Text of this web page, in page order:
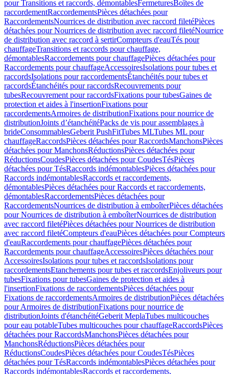
pour Transitions et raccords, démontablesFermeturesBoîtes de
raccordementRaccordementsPièces détachées pour
RaccordementsNourrices de distribution avec raccord filetéPièces
détachées pour Nourrices de distribution avec raccord filetéNourrice
de distribution avec raccord à sertirCompteurs d'eauTés pour
chauffageTransitions et raccords pour chauffage,
démontablesRaccordements pour chauffagePièces détachées pour
Raccordements pour chauffageAccessoiresIsolations pour tubes et
raccordsIsolations pour raccordementsÉtanchéités pour tubes et
raccordsÉtanchéités pour raccordsRecouvrements pour
tubesRecouvrement pour raccordsFixations pour tubesGaines de
protection et aides à l'insertionFixations pour
raccordementsArmoires de distributionFixations pour nourrice de
distributionJoints d’étanchéitéPacks de vis pour assemblages à
brideConsommablesGeberit PushFitTubes MLTubes ML pour
chauffageRaccordsPièces détachées pour RaccordsManchonsPièces
détachées pour ManchonsRéductionsPièces détachées pour
RéductionsCoudesPièces détachées pour CoudesTésPièces
détachées pour TésRaccords indémontablesPièces détachées pour
Raccords indémontablesRaccords et raccordements,
démontablesPièces détachées pour Raccords et raccordements,
démontablesRaccordementsPièces détachées pour
RaccordementsNourrices de distribution à emboîterPièces détachées
pour Nourrices de distribution à emboîterNourrices de distribution
avec raccord filetéPièces détachées pour Nourrices de distribution
avec raccord filetéCompteurs d'eauPièces détachées pour Compteurs
d'eauRaccordements pour chauffagePièces détachées pour
Raccordements pour chauffageAccessoiresPièces détachées pour
AccessoiresIsolations pour tubes et raccordsIsolations pour
raccordementsEtanchements pour tubes et raccordsEnjoliveurs pour
tubesFixations pour tubesGaines de protection et aides à
l'insertionFixations de raccordementsPièces détachées pour
Fixations de raccordementsArmoires de distributionPièces détachées
pour Armoires de distributionFixations pour nourrice de
distributionJoints d'étanchéitéGeberit MeplaTubes multicouches
pour eau potableTubes multicouches pour chauffageRaccordsPièces
détachées pour RaccordsManchonsPièces détachées pour
ManchonsRéductionsPièces détachées pour
RéductionsCoudesPièces détachées pour CoudesTésPièces
détachées pour TésRaccords indémontablesPièces détachées pour
Raccords indémontablesRaccords et raccordements,